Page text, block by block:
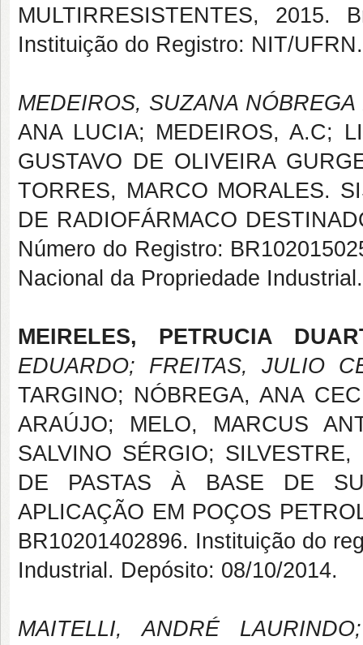
MULTIRRESISTENTES, 2015.
Instituição do Registro: NIT/
MEDEIROS, SUZANA NÓBREGA
ANA LUCIA; MEDEIROS, A.C;
GUSTAVO DE OLIVEIRA
TORRES, MARCO MORALES.
DE RADIOFÁRMACO
Número do Registro:
Nacional da Propriedade
MEIRELES, PETRUCIA
EDUARDO; FREITAS, JULIO
TARGINO; NÓBREGA, ANA
ARAÚJO; MELO, MARCUS
SALVINO SÉRGIO;
DE PASTAS À BASE DE
APLICAÇÃO EM POÇOS
BR10201402896. Instituição do
Industrial. Depósito: 08/10/2014.
MAITELLI, ANDRÉ